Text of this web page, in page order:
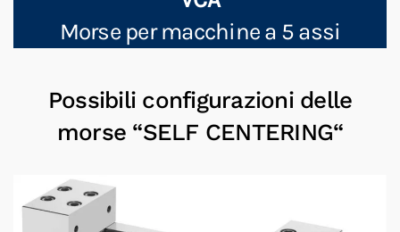
Morse per macchine a 5 assi
Possibili configurazioni delle
morse “SELF CENTERING“